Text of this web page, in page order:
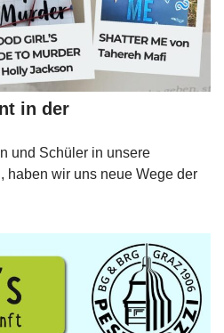
in der
und Schüler in unsere
haben wir uns neue Wege der